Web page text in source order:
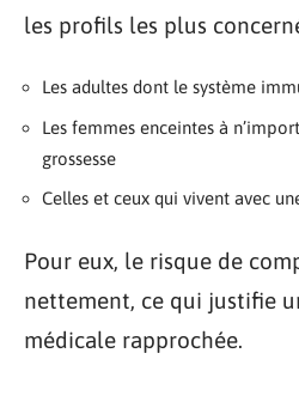
les profils les plus
Les adultes dont le système
Les femmes enceintes à
grossesse
Celles et ceux qui vivent avec
Pour eux, le risque de
nettement, ce qui justifie
médicale rapprochée.